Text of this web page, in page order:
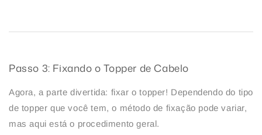
Passo 3: Fixando o Topper de Cabelo
Agora, a parte divertida: fixar o topper! Dependendo do tipo
de topper que você tem, o método de fixação pode variar,
mas aqui está o procedimento geral.